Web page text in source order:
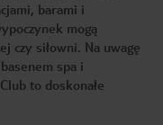
barami i
mogą
czy siłowni. Na uwagę
spa i
to doskonałe